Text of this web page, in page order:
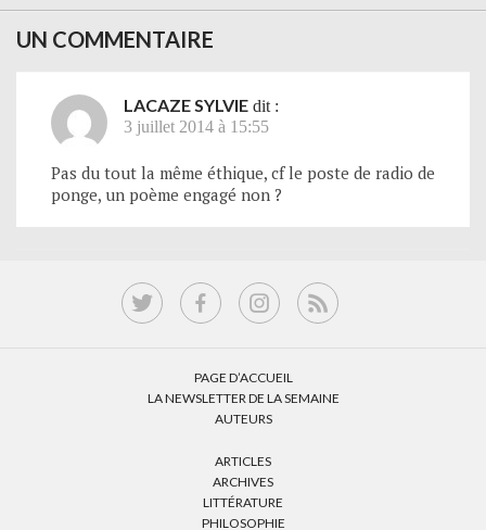
UN COMMENTAIRE
LACAZE SYLVIE dit :
3 juillet 2014 à 15:55
Pas du tout la même éthique, cf le poste de radio de
ponge, un poème engagé non ?
PAGE D’ACCUEIL
LA NEWSLETTER DE LA SEMAINE
AUTEURS
ARTICLES
ARCHIVES
LITTÉRATURE
PHILOSOPHIE